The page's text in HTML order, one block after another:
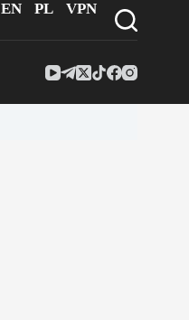
EN PL VPN